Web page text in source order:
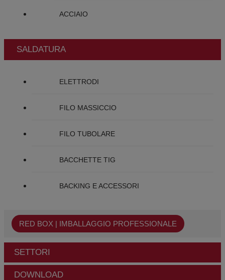
ACCIAIO
SALDATURA
ELETTRODI
FILO MASSICCIO
FILO TUBOLARE
BACCHETTE TIG
BACKING E ACCESSORI
RED BOX | IMBALLAGGIO PROFESSIONALE
SETTORI
DOWNLOAD